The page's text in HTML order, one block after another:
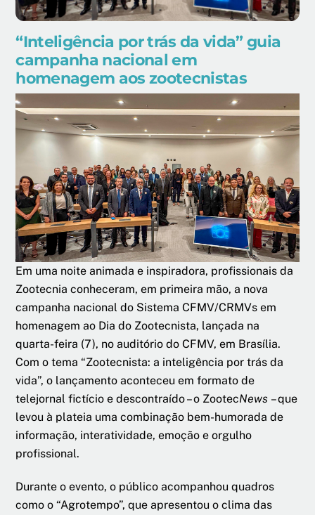
“Inteligência por trás da vida” guia
campanha nacional em
homenagem aos zootecnistas
Em uma noite animada e inspiradora, profissionais da
Zootecnia conheceram, em primeira mão, a nova
campanha nacional do Sistema CFMV/CRMVs em
homenagem ao Dia do Zootecnista, lançada na
quarta-feira (7), no auditório do CFMV, em Brasília.
Com o tema “Zootecnista: a inteligência por trás da
vida”, o lançamento aconteceu em formato de
telejornal fictício e descontraído – o ZootecNews – que
levou à plateia uma combinação bem-humorada de
informação, interatividade, emoção e orgulho
profissional.
Durante o evento, o público acompanhou quadros
como o “Agrotempo”, que apresentou o clima das